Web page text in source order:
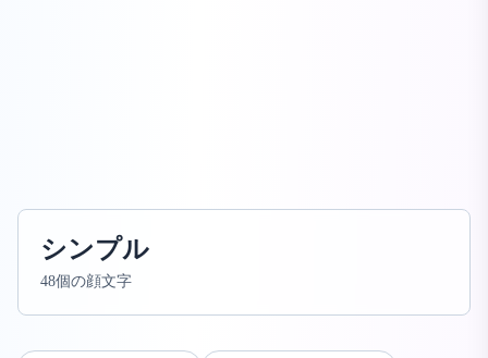
シンプル
48個の顔文字